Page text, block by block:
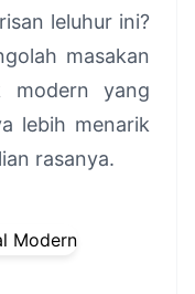
leluhur ini?
masakan
modern yang
lebih menarik
rasanya.